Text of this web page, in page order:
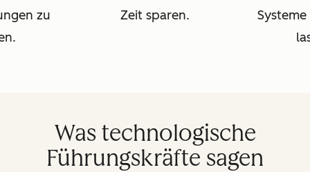
zu
Zeit sparen.
Was technologische
Führungskräfte sagen